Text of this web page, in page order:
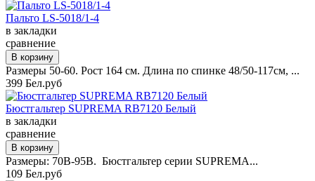
Пальто LS-5018/1-4
в закладки
сравнение
Размеры 50-60. Рост 164 см. Длина по спинке 48/50-117см, ...
399 Бел.руб
Бюстгальтер SUPREMA RB7120 Белый
в закладки
сравнение
Размеры: 70B-95B. Бюстгальтер серии SUPREMA...
109 Бел.руб